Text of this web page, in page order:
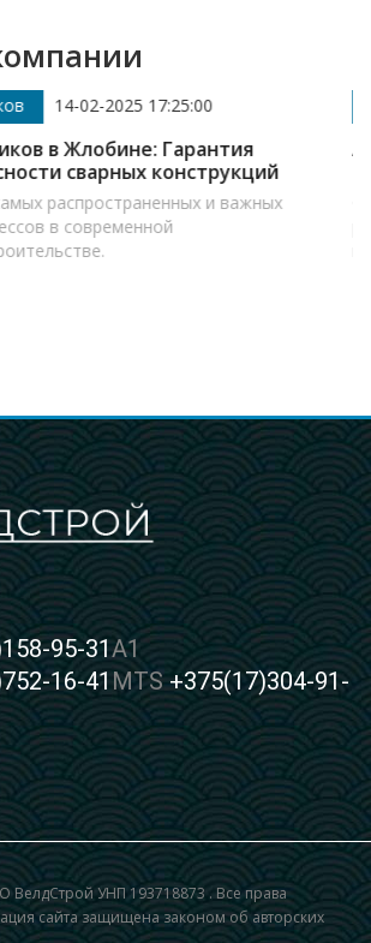
Аттестация сварщиков
Аттестация сварщиков в
надежности и безопасности
Сварка – это технологический
роль в машиностроении,
многих других отраслях
95-31A1
16-41 MTS+375(17)304-91-
УНП 193718873 . Все права
сайта защищена законом об авторских